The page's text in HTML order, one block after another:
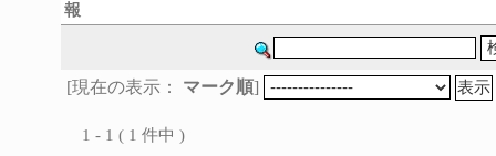
報
[現在の表示： マーク順]
1 - 1 ( 1 件中 )